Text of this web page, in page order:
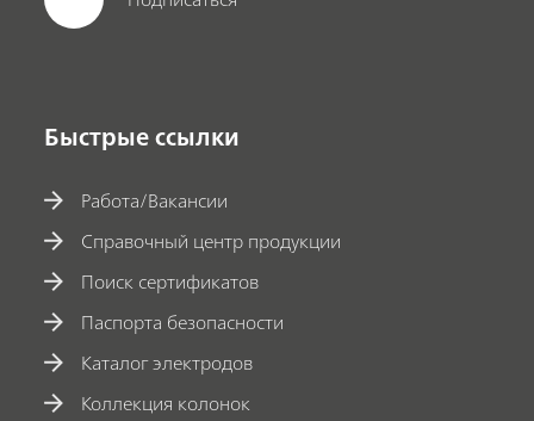
Быстрые ссылки
Работа/Вакансии
Справочный центр продукции
Поиск сертификатов
Паспорта безопасности
Каталог электродов
Коллекция колонок